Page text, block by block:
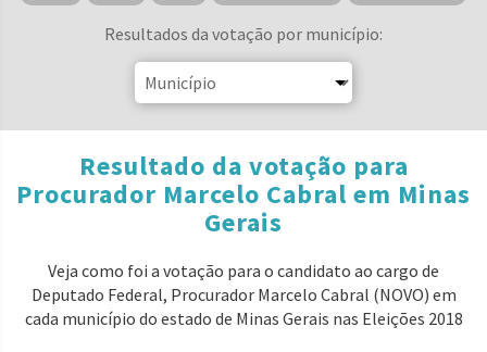
Resultados da votação por município:
Resultado da votação para
Procurador Marcelo Cabral em Minas
Gerais
Veja como foi a votação para o candidato ao cargo de
Deputado Federal, Procurador Marcelo Cabral (NOVO) em
cada município do estado de Minas Gerais nas Eleições 2018